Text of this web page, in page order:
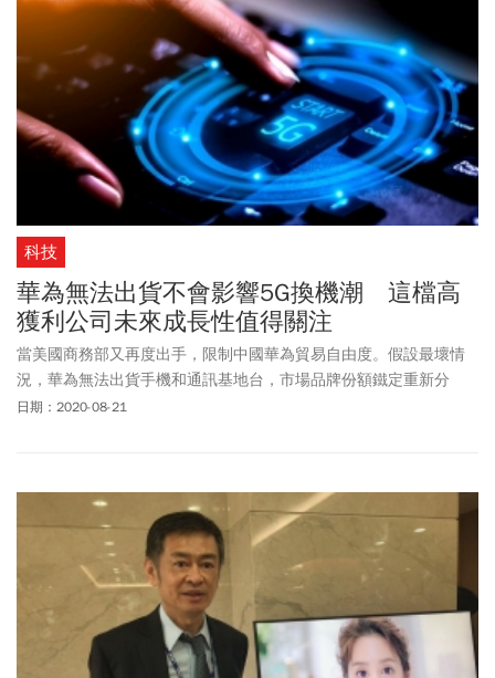
科技
華為無法出貨不會影響5G換機潮 這檔高
獲利公司未來成長性值得關注
當美國商務部又再度出手，限制中國華為貿易自由度。假設最壞情
況，華為無法出貨手機和通訊基地台，市場品牌份額鐵定重新分
配，這是幾回中美貿易野蠻遊戲下不變的結論。
日期：2020-08-21